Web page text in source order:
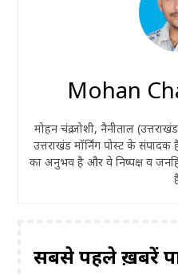
Mohan
मोहन चंद्र जोशी, नैनीताल
उत्तराखंड मॉर्निंग पोस्ट के संपादक
का अनुभव है और वे निष्पक्ष व
सबसे पहले ख़बरें